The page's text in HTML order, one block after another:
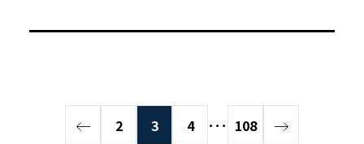
2 3 4 ･･･ 108